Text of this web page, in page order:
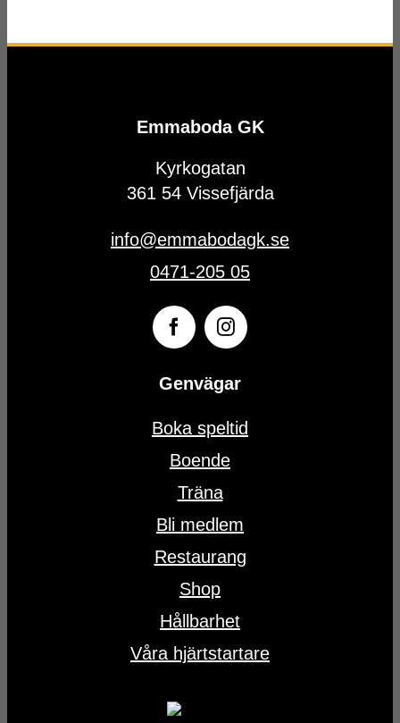
Emmaboda GK
Kyrkogatan
361 54 Vissefjärda
info@emmabodagk.se
0471-205 05
Genvägar
Boka speltid
Boende
Träna
Bli medlem
Restaurang
Shop
Hållbarhet
Våra hjärtstartare